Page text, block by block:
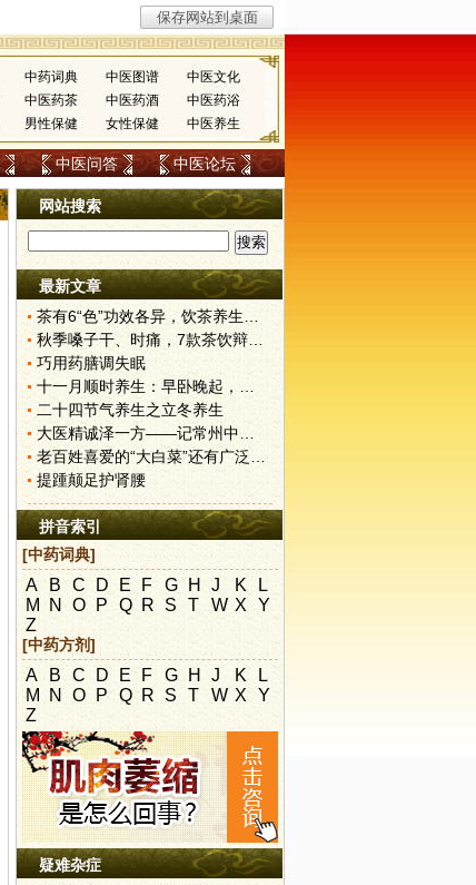
中药词典 中医图谱
中医文化
中医药茶 中医药酒
中医药浴
男性保健 女性保健 中医养生
中医问答 中医论坛
网站搜索
最新文章
茶有6“色”功效各异，饮茶养生寒温有宜忌
秋季嗓子干、时痛，7款茶饮辩证用
巧用药膳调失眠
十一月顺时养生：早卧晚起，保护阳气
二十四节气养生之立冬养生
大医精诚泽一方——记常州中医屠揆先
老百姓喜爱的“大白菜”还有广泛的药用价值
提踵颠足护肾腰
拼音索引
[中药词典]
A B C D E F G H J K
L
M N O P Q R S T W X
Y
Z
[中药方剂]
A B C D E F G H J K
L
M N O P Q R S T W X
Y
Z
疑难杂症